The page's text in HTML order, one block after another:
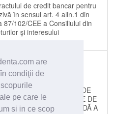
are
condiţii de
pe care le
si in ce scop
de credit bancar pentru
în sensul art. 4 alin.1 din
102/CEE a Consiliului din
şi interesului
DESCHIDEREA
FIŞA SINTETICĂ EMISĂ DE
ENUMERATE TITLURILE DE
EA ÎNSĂŞI, O DOVADĂ A